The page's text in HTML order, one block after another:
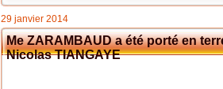
29 janvier 2014
Me ZARAMBAUD a été porté en
Nicolas TIANGAYE